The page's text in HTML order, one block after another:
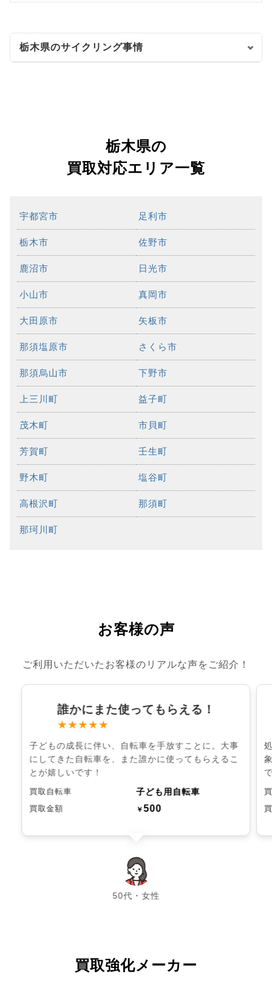
栃木県のサイクリング事情
栃木県の
買取対応エリア一覧
宇都宮市 足利市
栃木市 佐野市
鹿沼市 日光市
小山市 真岡市
大田原市 矢板市
那須塩原市 さくら市
那須烏山市 下野市
上三川町 益子町
茂木町 市貝町
芳賀町 壬生町
野木町 塩谷町
高根沢町 那須町
那珂川町
お客様の声
ご利用いただいたお客様のリアルな声をご紹介！
誰かにまた使ってもらえる！
★★★★★
子どもの成長に伴い、自転車を手放すことに。大事
にしてきた自転車を、また誰かに使ってもらえるこ
とが嬉しいです！
買取自転車 子ども用自転車
買取金額 ￥500
50代・女性
chevron_left chevron_right
買取強化メーカー